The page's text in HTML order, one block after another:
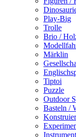
Play-Big
Trolle
Brio /
Märklin
Tiptoi
Puzzle
Outdoor
Basteln /